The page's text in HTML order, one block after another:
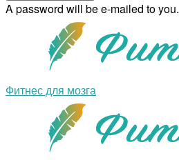
A password will be e-mailed to you.
Фитнес для мозга